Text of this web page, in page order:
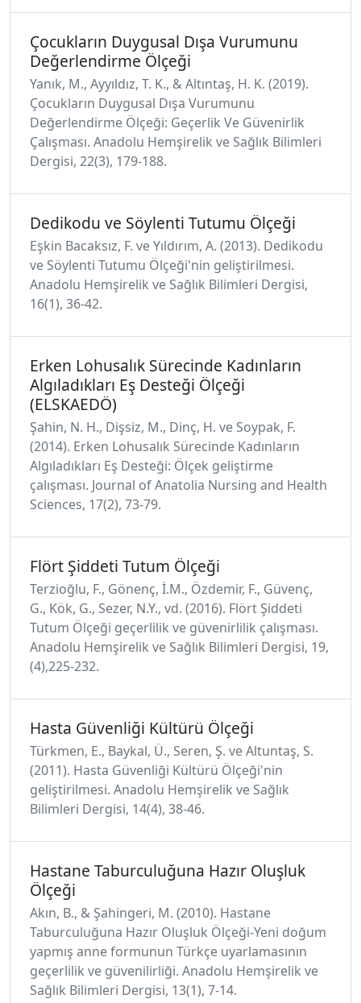
Çocukların Duygusal Dışa Vurumunu
Değerlendirme Ölçeği
Yanık, M., Ayyıldız, T. K., & Altıntaş, H. K. (2019).
Çocukların Duygusal Dışa Vurumunu
Değerlendirme Ölçeği: Geçerlik Ve Güvenirlik
Çalışması. Anadolu Hemşirelik ve Sağlık Bilimleri
Dergisi, 22(3), 179-188.
Dedikodu ve Söylenti Tutumu Ölçeği
Eşkin Bacaksız, F. ve Yıldırım, A. (2013). Dedikodu
ve Söylenti Tutumu Ölçeği'nin geliştirilmesi.
Anadolu Hemşirelik ve Sağlık Bilimleri Dergisi,
16(1), 36-42.
Erken Lohusalık Sürecinde Kadınların
Algıladıkları Eş Desteği Ölçeği
(ELSKAEDÖ)
Şahin, N. H., Dişsiz, M., Dinç, H. ve Soypak, F.
(2014). Erken Lohusalık Sürecinde Kadınların
Algıladıkları Eş Desteği: Ölçek geliştirme
çalışması. Journal of Anatolia Nursing and Health
Sciences, 17(2), 73-79.
Flört Şiddeti Tutum Ölçeği
Terzioğlu, F., Gönenç, İ.M., Özdemir, F., Güvenç,
G., Kök, G., Sezer, N.Y., vd. (2016). Flört Şiddeti
Tutum Ölçeği geçerlilik ve güvenirlilik çalışması.
Anadolu Hemşirelik ve Sağlık Bilimleri Dergisi, 19,
(4),225-232.
Hasta Güvenliği Kültürü Ölçeği
Türkmen, E., Baykal, Ü., Seren, Ş. ve Altuntaş, S.
(2011). Hasta Güvenliği Kültürü Ölçeği'nin
geliştirilmesi. Anadolu Hemşirelik ve Sağlık
Bilimleri Dergisi, 14(4), 38-46.
Hastane Taburculuğuna Hazır Oluşluk
Ölçeği
Akın, B., & Şahingeri, M. (2010). Hastane
Taburculuğuna Hazır Oluşluk Ölçeği-Yeni doğum
yapmış anne formunun Türkçe uyarlamasının
geçerlilik ve güvenilirliği. Anadolu Hemşirelik ve
Sağlık Bilimleri Dergisi, 13(1), 7-14.